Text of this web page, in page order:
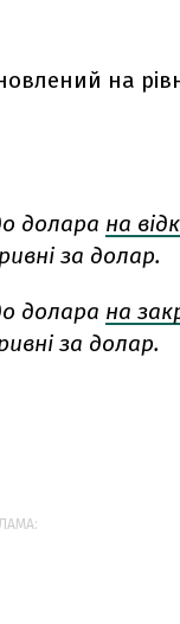
на
долара на
за долар.
долара на
за долар.